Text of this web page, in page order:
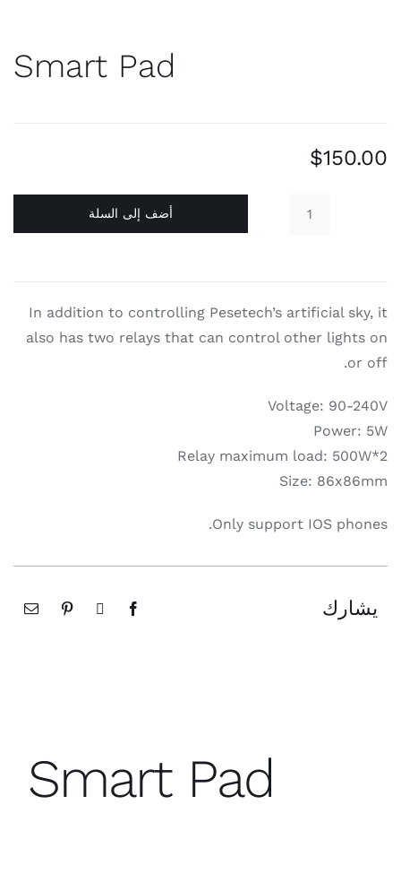
أضف إلى السلة
In addition to controlling
also has two relays that can
Relay
Smart